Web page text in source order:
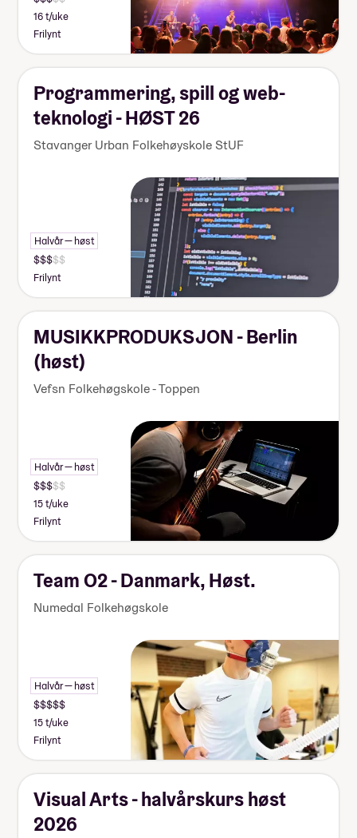
16 t/uke
Frilynt
Programmering, spill og web-
teknologi - HØST 26
Stavanger Urban Folkehøyskole StUF
Halvår — høst
Frilynt
MUSIKKPRODUKSJON - Berlin
(høst)
Vefsn Folkehøgskole - Toppen
Halvår — høst
15 t/uke
Frilynt
Team O2 - Danmark, Høst.
Numedal Folkehøgskole
Halvår — høst
15 t/uke
Frilynt
Visual Arts - halvårskurs høst
2026